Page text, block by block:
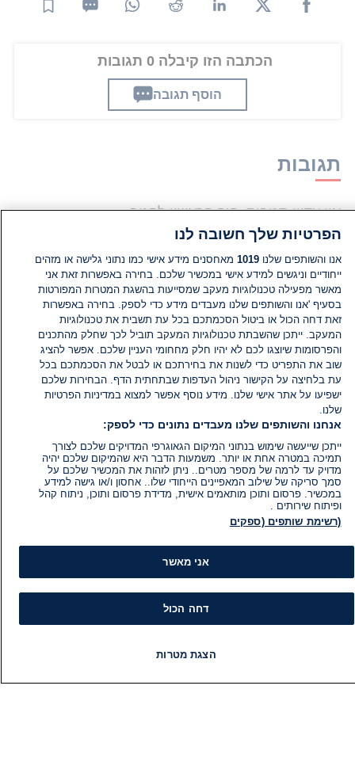
הכתבה הזו קיבלה 0 תגובות
הוסף תגובה
תגובות
אין עדיין תגובות. היה הראשון להגיב
הוסף תגובה
הפרטיות שלך חשובה לנו
אנו והשותפים שלנו1019 מאחסנים מידע אישי כמו נתוני גלישה או מזהים
ייחודיים וניגשים למידע אישי במכשיר שלכם. בחירה באפשרות זאת אני
מאשר מפעילה טכנולוגיות מעקב שמסייעות בהשגת המטרות המפורטות
בסעיף 'אנו והשותפים שלנו מעבדים מידע כדי לספק. בחירה באפשרות
זאת דחה הכול או ביטול הסכמתכם בכל עת תשבית את טכנולוגיות
המעקב. ייתכן שהשבתת טכנולוגיות המעקב תוביל לכך שחלק מהתכנים
והפרסומות שיוצגו לכם לא יהיו חלק מחחומי העניין שלכם. אפשר להציג
שוב את התפריט כדי לשנות את בחירתכם או לבטל את הסכמתכם בכל
עת בלחיצה על הקישור ניהול העדפות שבתחתית הדף. הבחירות שלכם
ישפיעו על אתר אישי שלנו. מידע נוסף אפשר למצוא במדיניות הפרטיות
שלנו.
אנחנו והשותפים שלנו מעבדים נתונים כדי לספק:
ייתכן שייעשה שימוש בנתוני המיקום הגאוגרפי המדויקים שלכם לצורך
תמיכה במטרה אחת או יותר. משמעות הדבר היא שהמיקום שלכם יהיה
מדויק עד לרמה של מספר מטרים.. ניתן לזהות את המכשיר שלכם על
סמך סריקה של שילוב המאפיינים הייחודי שלו.. אחסון ו/או גישה למידע
במכשיר. פרסום ותוכן מותאמים אישית, מדידת פרסום ותוכן, ניתוח קהל
ופיתוח שירותים .
(רשימת שותפים (ספקים
אני מאשר
דחה הכול
הצגת מטרות